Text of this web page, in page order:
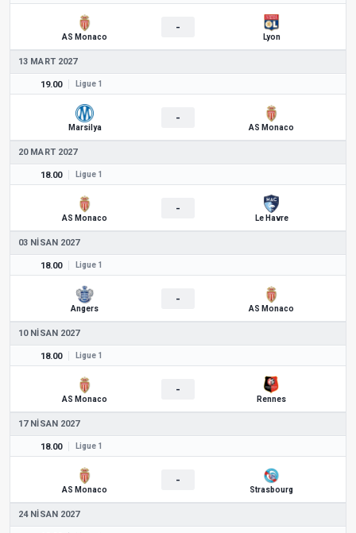
AS Monaco
-
Lyon
13 MART 2027
19.00 Ligue 1
Marsilya
-
AS Monaco
20 MART 2027
18.00 Ligue 1
AS Monaco
-
Le Havre
03 NISAN 2027
18.00 Ligue 1
Angers
-
AS Monaco
10 NISAN 2027
18.00 Ligue 1
AS Monaco
-
Rennes
17 NISAN 2027
18.00 Ligue 1
AS Monaco
-
Strasbourg
24 NISAN 2027